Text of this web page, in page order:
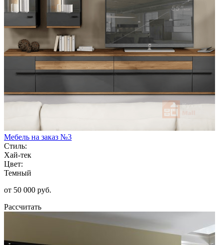
Мебель на заказ №3
Стиль:
Хай-тек
Цвет:
Темный
от 50 000 руб.
Рассчитать